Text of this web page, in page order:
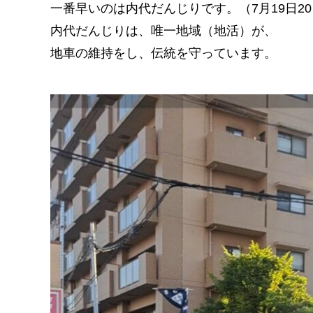
一番早いのは内代だんじりです。（7月19日
内代だんじりは、唯一地域（地活）が、
地車の維持をし、伝統を守っています。